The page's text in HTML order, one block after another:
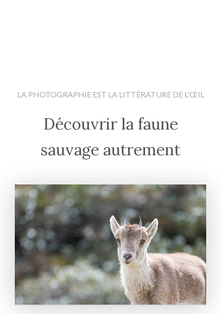
LA PHOTOGRAPHIE EST LA LITTÉRATURE DE L'ŒIL
Découvrir la faune
sauvage autrement